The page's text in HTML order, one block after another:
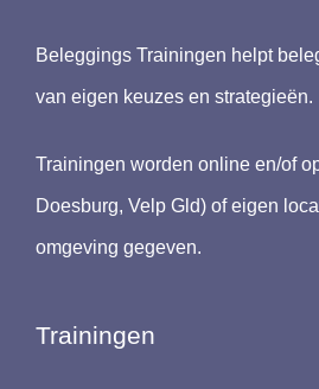
Beleggings Trainingen helpt
van eigen keuzes en strategieën.
Trainingen worden online en/of
Doesburg, Velp Gld) of eigen
omgeving gegeven.
Trainingen